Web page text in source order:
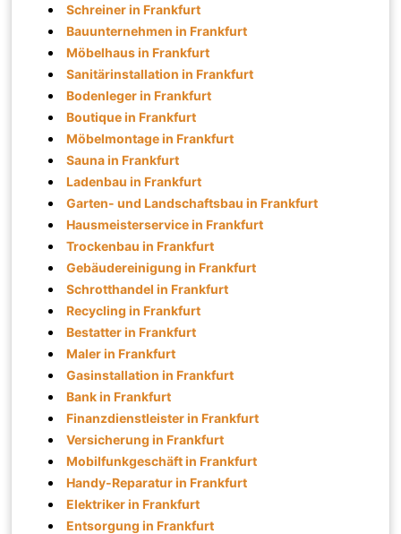
Schreiner in Frankfurt
Bauunternehmen in Frankfurt
Möbelhaus in Frankfurt
Sanitärinstallation in Frankfurt
Bodenleger in Frankfurt
Boutique in Frankfurt
Möbelmontage in Frankfurt
Sauna in Frankfurt
Ladenbau in Frankfurt
Garten- und Landschaftsbau in Frankfurt
Hausmeisterservice in Frankfurt
Trockenbau in Frankfurt
Gebäudereinigung in Frankfurt
Schrotthandel in Frankfurt
Recycling in Frankfurt
Bestatter in Frankfurt
Maler in Frankfurt
Gasinstallation in Frankfurt
Bank in Frankfurt
Finanzdienstleister in Frankfurt
Versicherung in Frankfurt
Mobilfunkgeschäft in Frankfurt
Handy-Reparatur in Frankfurt
Elektriker in Frankfurt
Entsorgung in Frankfurt